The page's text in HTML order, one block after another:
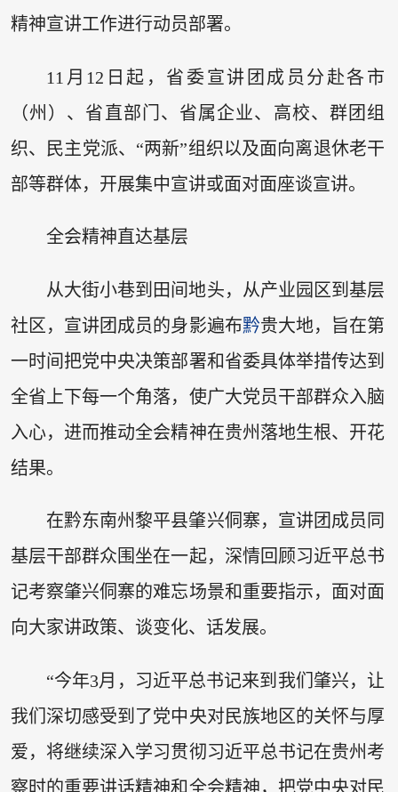
精神宣讲工作进行动员部署。
11月12日起，省委宣讲团成员分赴各市
（州）、省直部门、省属企业、高校、群团组
织、民主党派、“两新”组织以及面向离退休老干
部等群体，开展集中宣讲或面对面座谈宣讲。
全会精神直达基层
从大街小巷到田间地头，从产业园区到基层
社区，宣讲团成员的身影遍布黔贵大地，旨在第
一时间把党中央决策部署和省委具体举措传达到
全省上下每一个角落，使广大党员干部群众入脑
入心，进而推动全会精神在贵州落地生根、开花
结果。
在黔东南州黎平县肇兴侗寨，宣讲团成员同
基层干部群众围坐在一起，深情回顾习近平总书
记考察肇兴侗寨的难忘场景和重要指示，面对面
向大家讲政策、谈变化、话发展。
“今年3月，习近平总书记来到我们肇兴，让
我们深切感受到了党中央对民族地区的关怀与厚
爱，将继续深入学习贯彻习近平总书记在贵州考
察时的重要讲话精神和全会精神，把党中央对民